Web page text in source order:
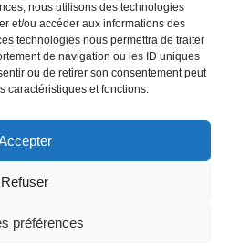
nous utilisons des technologies
et/ou accéder aux informations des
technologies nous permettra de traiter
de navigation ou les ID uniques
ou de retirer son consentement peut
caractéristiques et fonctions.
Refuser
préférences
légales